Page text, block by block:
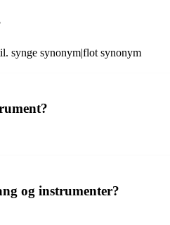
synge synonym|flot synonym
og instrumenter?